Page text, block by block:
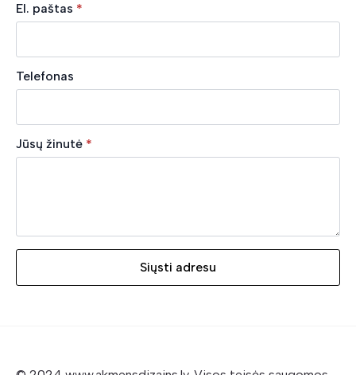
El. paštas *
Telefonas
Jūsų žinutė *
Siųsti adresu